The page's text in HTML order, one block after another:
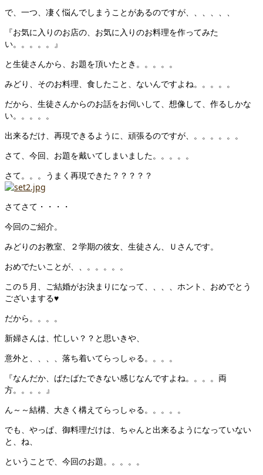
で、一つ、凄く悩んでしまうことがあるのですが、、、、、、
『お気に入りのお店の、お気に入りのお料理を作ってみた
い。。。。。』
と生徒さんから、お題を頂いたとき。。。。。
みどり、そのお料理、食したこと、ないんですよね。。。。。
だから、生徒さんからのお話をお伺いして、想像して、作るしかな
い。。。。。
出来るだけ、再現できるように、頑張るのですが、。。。。。。
さて、今回、お題を戴いてしまいました。。。。。
さて。。。うまく再現できた？？？？？
さてさて・・・・
今回のご紹介。
みどりのお教室、２学期の彼女、生徒さん、Ｕさんです。
おめでたいことが、、。。。。。
この５月、ご結婚がお決まりになって、、、、ホント、おめでとう
ございまする♥
だから。。。。
新婦さんは、忙しい？？と思いきや、
意外と、、、、落ち着いてらっしゃる。。。。
『なんだか、ばたばたできない感じなんですよね。。。。両
方。。。。』
ん～～結構、大きく構えてらっしゃる。。。。。
でも、やっぱ、御料理だけは、ちゃんと出来るようになっていない
と、ね、
ということで、今回のお題。。。。。